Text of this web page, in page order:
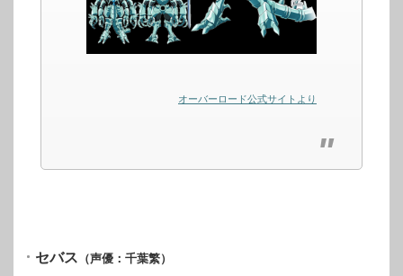
オーバーロード公式サイトより
セバス （声優：千葉繁）